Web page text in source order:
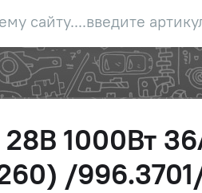
28В 1000Вт
/